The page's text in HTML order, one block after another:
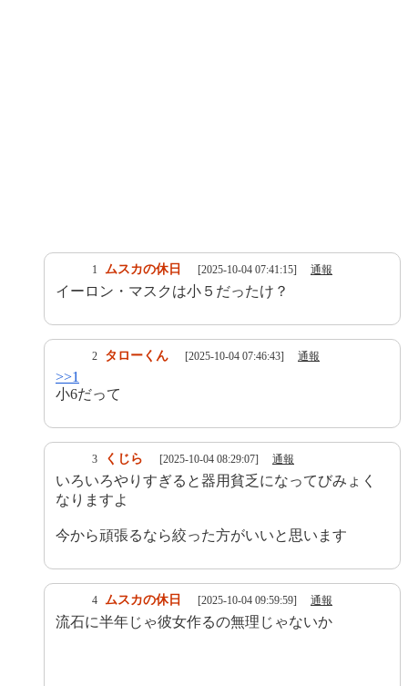
1 ムスカの休日 [2025-10-04 07:41:15] 通報
イーロン・マスクは小５だったけ？
2 タローくん [2025-10-04 07:46:43] 通報
>>1
小6だって
3 くじら [2025-10-04 08:29:07] 通報
いろいろやりすぎると器用貧乏になってびみょく
なりますよ
今から頑張るなら絞った方がいいと思います
4 ムスカの休日 [2025-10-04 09:59:59] 通報
流石に半年じゃ彼女作るの無理じゃないか